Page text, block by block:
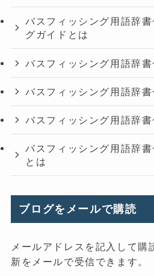
バスフィッシング用語辞
グガイドとは
バスフィッシング用語辞
バスフィッシング用語辞
バスフィッシング用語辞書
バスフィッシング用語辞
とは
ブログをメールで購読
メールアドレスを記入して購
新をメールで受信できます。